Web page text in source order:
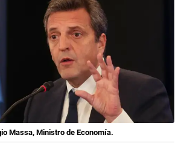
Massa, Ministro de Economía.